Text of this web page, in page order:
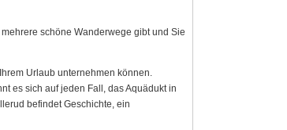
schöne Wanderwege gibt und Sie
Urlaub unternehmen können.
es sich auf jeden Fall, das Aquädukt in
befindet Geschichte, ein